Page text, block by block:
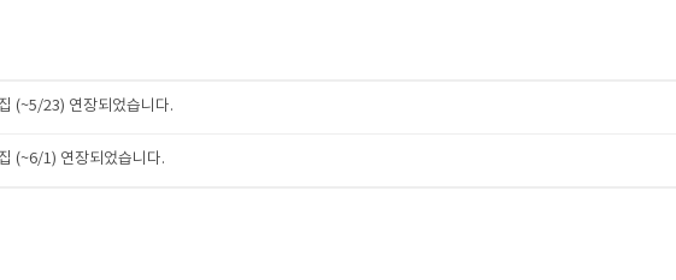
(~5/23) 연장되었습니다.
(~6/1) 연장되었습니다.